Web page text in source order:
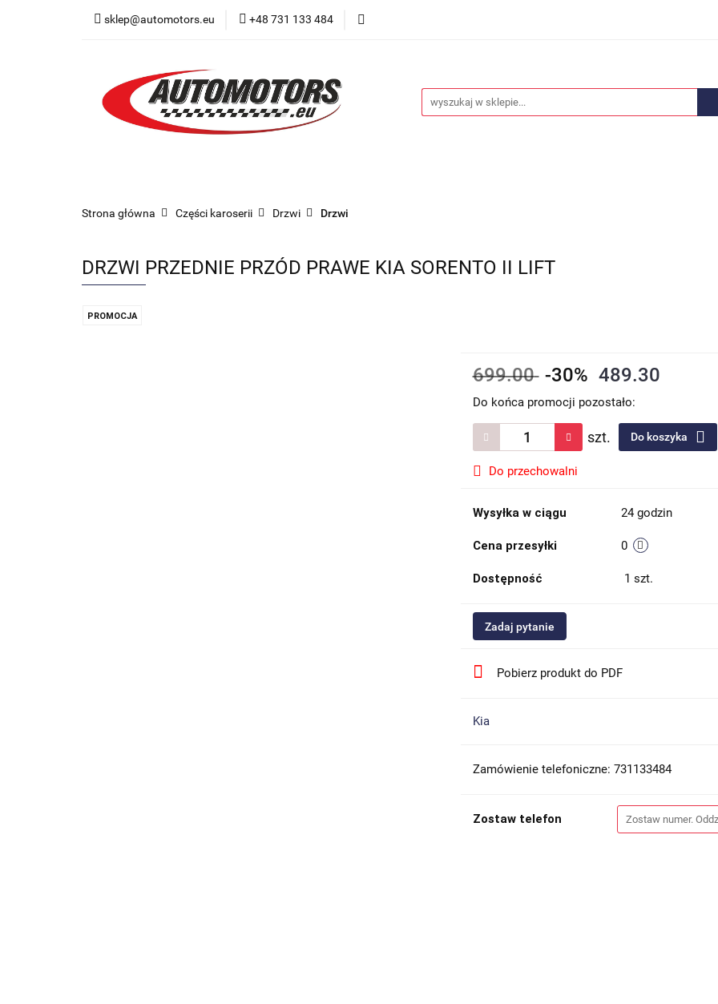
sklep@automotors.eu +48 731 133 484
Części samochodowe
Car audio Nowości
Strona główna Części karoserii Drzwi Drzwi
DRZWI PRZEDNIE PRZÓD PRAWE KIA SORENTO II LIFT
PROMOCJA
699.00 -30% 489.30
Do końca promocji pozostało:
szt. Do koszyka
Do przechowalni
Wysyłka w ciągu 24 godzin
Cena przesyłki 0
Dostępność 1 szt.
Zadaj pytanie
Pobierz produkt do PDF
Kia
Zamówienie telefoniczne: 731133484
Zostaw telefon